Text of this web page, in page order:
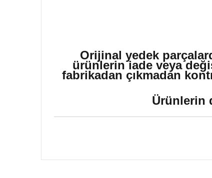
Orijinal yedek
ürünlerin iade veya
fabrikadan çıkmadan
Ürünlerin